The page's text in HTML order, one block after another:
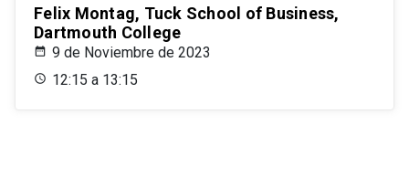
Felix Montag, Tuck School of Business,
Dartmouth College
9 de Noviembre de 2023
12:15 a 13:15